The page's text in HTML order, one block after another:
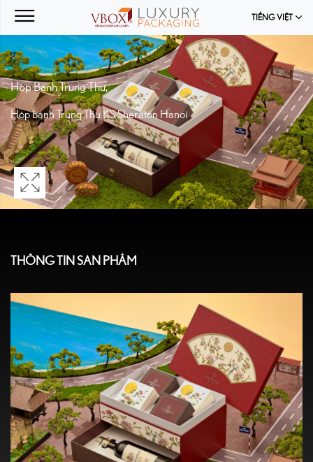
TIẾNG VIỆT
Hộp Bánh Trung Thu,
Hộp bánh Trung Thu KS Sheraton Hanoi
THÔNG TIN SẢN PHẨM